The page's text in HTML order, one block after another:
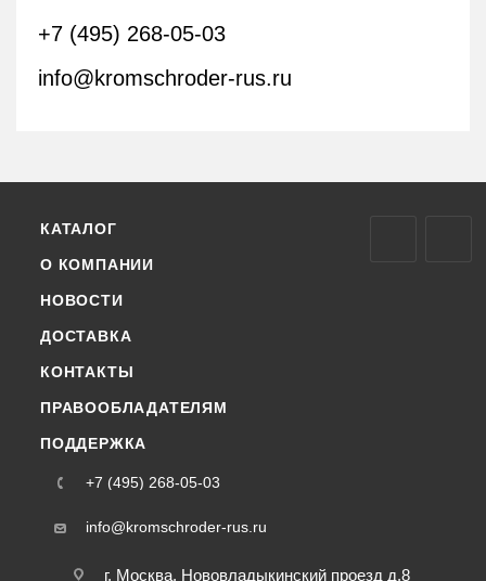
+7 (495) 268-05-03
info@kromschroder-rus.ru
КАТАЛОГ
О КОМПАНИИ
НОВОСТИ
ДОСТАВКА
КОНТАКТЫ
ПРАВООБЛАДАТЕЛЯМ
ПОДДЕРЖКА
+7 (495) 268-05-03
info@kromschroder-rus.ru
г. Москва, Нововладыкинский проезд д.8